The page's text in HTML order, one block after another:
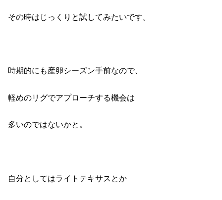
その時はじっくりと試してみたいです。
時期的にも産卵シーズン手前なので、
軽めのリグでアプローチする機会は
多いのではないかと。
自分としてはライトテキサスとか